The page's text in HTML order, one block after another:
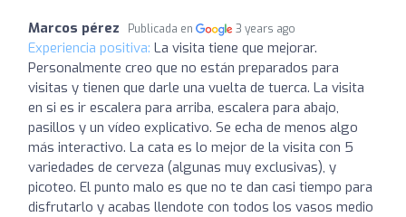
Marcos pérez Publicada en 3 years ago
Experiencia positiva: La visita tiene que mejorar.
Personalmente creo que no están preparados para
visitas y tienen que darle una vuelta de tuerca. La visita
en si es ir escalera para arriba, escalera para abajo,
pasillos y un vídeo explicativo. Se echa de menos algo
más interactivo. La cata es lo mejor de la visita con 5
variedades de cerveza (algunas muy exclusivas), y
picoteo. El punto malo es que no te dan casi tiempo para
disfrutarlo y acabas llendote con todos los vasos medio